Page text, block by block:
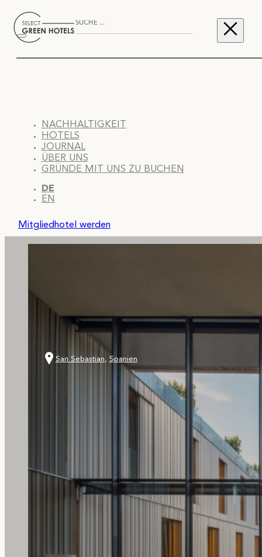
NACHHALTIGKEIT
HOTELS
JOURNAL
ÜBER UNS
GRÜNDE MIT UNS ZU BUCHEN
DE
EN
Mitgliedhotel werden
San Sebastian, Spanien